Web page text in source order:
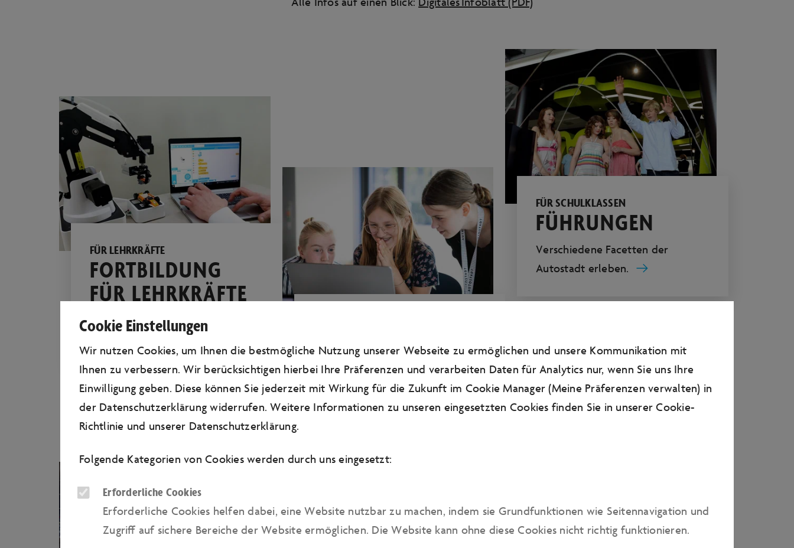
FÜR LEHRKRÄFTE
FORTBILDUNG
FÜR LEHRKRÄFTE
Programmieren lernen und
verstehen – auch fachfremd!
WORKSHOPS
Stärken ausbauen und neue
Fähigkeiten entwickeln
FÜR SCHULKLASSEN
FÜHRUNGEN
Verschiedene Facetten der
Autostadt erleben.
Cookie Einstellungen
Wir nutzen Cookies, um Ihnen die bestmögliche Nutzung unserer Webseite zu ermöglichen und unsere Kommunikation mit
Ihnen zu verbessern. Wir berücksichtigen hierbei Ihre Präferenzen und verarbeiten Daten für Analytics nur, wenn Sie uns Ihre
Einwilligung geben. Diese können Sie jederzeit mit Wirkung für die Zukunft im Cookie Manager (Meine Präferenzen verwalten) in
der Datenschutzerklärung widerrufen. Weitere Informationen zu unseren eingesetzten Cookies finden Sie in unsererCookie-
Richtlinie und unserer Datenschutzerklärung.
Folgende Kategorien von Cookies werden durch uns eingesetzt:
Erforderliche Cookies
Erforderliche Cookies helfen dabei, eine Website nutzbar zu machen, indem sie Grundfunktionen wie Seitennavigation und
Zugriﬀ auf sichere Bereiche der Website ermöglichen. Die Website kann ohne diese Cookies nicht richtig funktionieren.